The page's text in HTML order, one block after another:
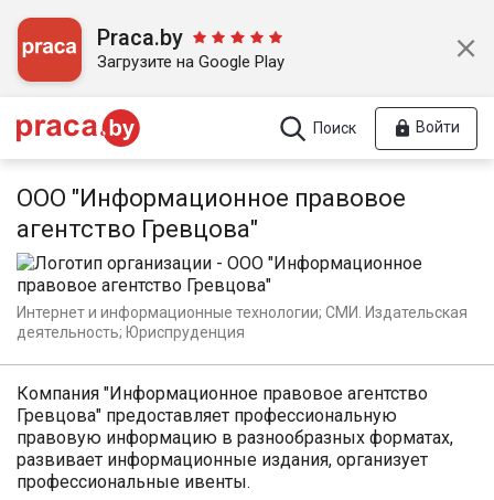
Praca.by
Загрузите на Google Play
Поиск Войти
ООО "Информационное правовое
агентство Гревцова"
Интернет и информационные технологии; СМИ. Издательская
деятельность; Юриспруденция
Компания "Информационное правовое агентство
Гревцова" предоставляет профессиональную
правовую информацию в разнообразных форматах,
развивает информационные издания, организует
профессиональные ивенты.